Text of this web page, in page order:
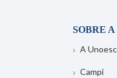
SOBRE
A Unoesc
Campi